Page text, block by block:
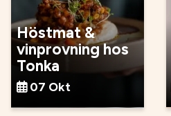
Höstmat &
vinprovning hos
Tonka
07 Okt